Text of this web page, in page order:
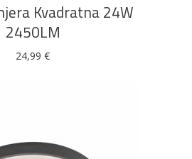
Kvadratna 24W
2450LM
24,99 €